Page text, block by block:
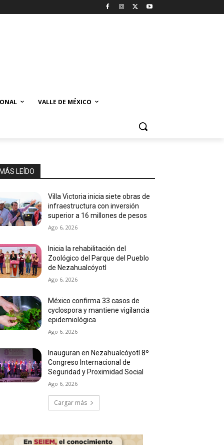
VALLE DE MÉXICO
LEÍDO
Villa Victoria inicia siete obras de
infraestructura con inversión
superior a 16 millones de pesos
Ago 6, 2026
Inicia la rehabilitación del
Zoológico del Parque del Pueblo
de Nezahualcóyotl
Ago 6, 2026
México confirma 33 casos de
cyclospora y mantiene vigilancia
epidemiológica
Ago 6, 2026
Inauguran en Nezahualcóyotl 8º
Congreso Internacional de
Seguridad y Proximidad Social
Ago 6, 2026
Cargar más